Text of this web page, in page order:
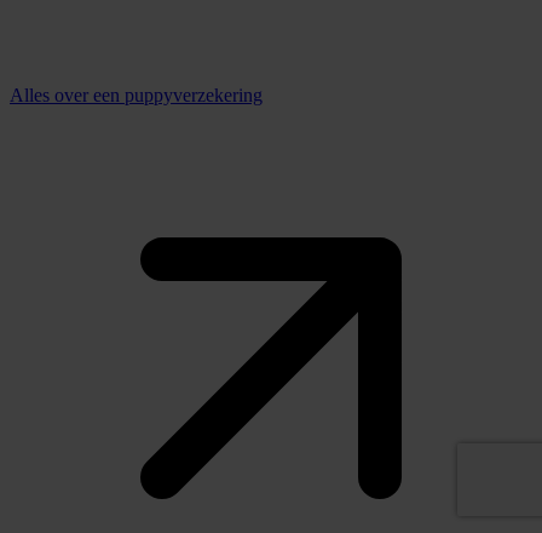
Alles over een puppyverzekering